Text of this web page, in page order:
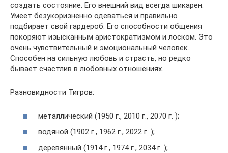
создать состояние. Его внешний вид всегда шикарен.
Умеет безукоризненно одеваться и правильно
подбирает свой гардероб. Его способности общения
покоряют изысканным аристократизмом и лоском. Это
очень чувствительный и эмоциональный человек.
Способен на сильную любовь и страсть, но редко
бывает счастлив в любовных отношениях.
Разновидности Тигров:
металлический (1950 г., 2010 г., 2070 г. );
водяной (1902 г., 1962 г., 2022 г. );
деревянный (1914 г., 1974 г., 2034 г. );